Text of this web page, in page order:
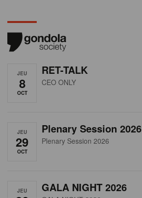
JEU
8
OCT
RET-TALK
CEO ONLY
JEU
29
OCT
Plenary Session 2026
Plenary Session 2026
JEU GALA NIGHT 2026